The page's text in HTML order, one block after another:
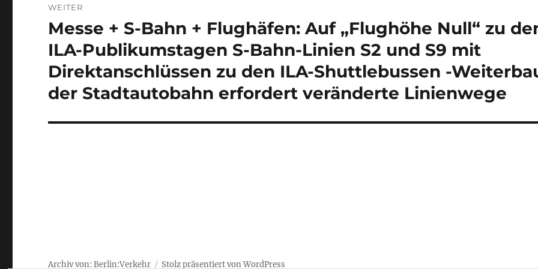
WEITER
Nächster
Beitrag:
Messe + S-Bahn + Flughäfen: Auf „Flughöhe Null“ zu
ILA-Publikumstagen S-Bahn-Linien S2 und S9 mit
Direktanschlüssen zu den ILA-Shuttlebussen -
der Stadtautobahn erfordert veränderte Linienwege
Archiv von: Berlin:Verkehr Stolz präsentiert von WordPress